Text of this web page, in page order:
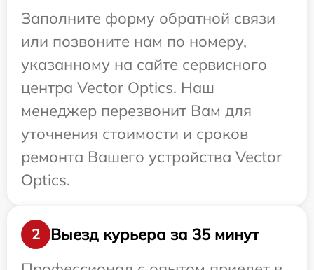
Заполните форму обратной связи
или позвоните нам по номеру,
указанному на сайте сервисного
центра Vector Optics. Наш
менеджер перезвонит Вам для
уточнения стоимости и сроков
ремонта Вашего устройства Vector
Optics.
2
Выезд курьера за 35 минут